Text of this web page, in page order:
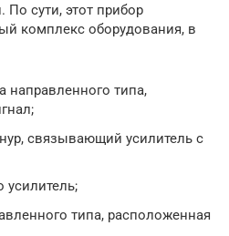
По сути, этот прибор
комплекс оборудования, в
направленного типа,
связывающий усилитель с
усилитель;
типа, расположенная